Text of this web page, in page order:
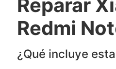
Reparar
Redmi
¿Qué incluye